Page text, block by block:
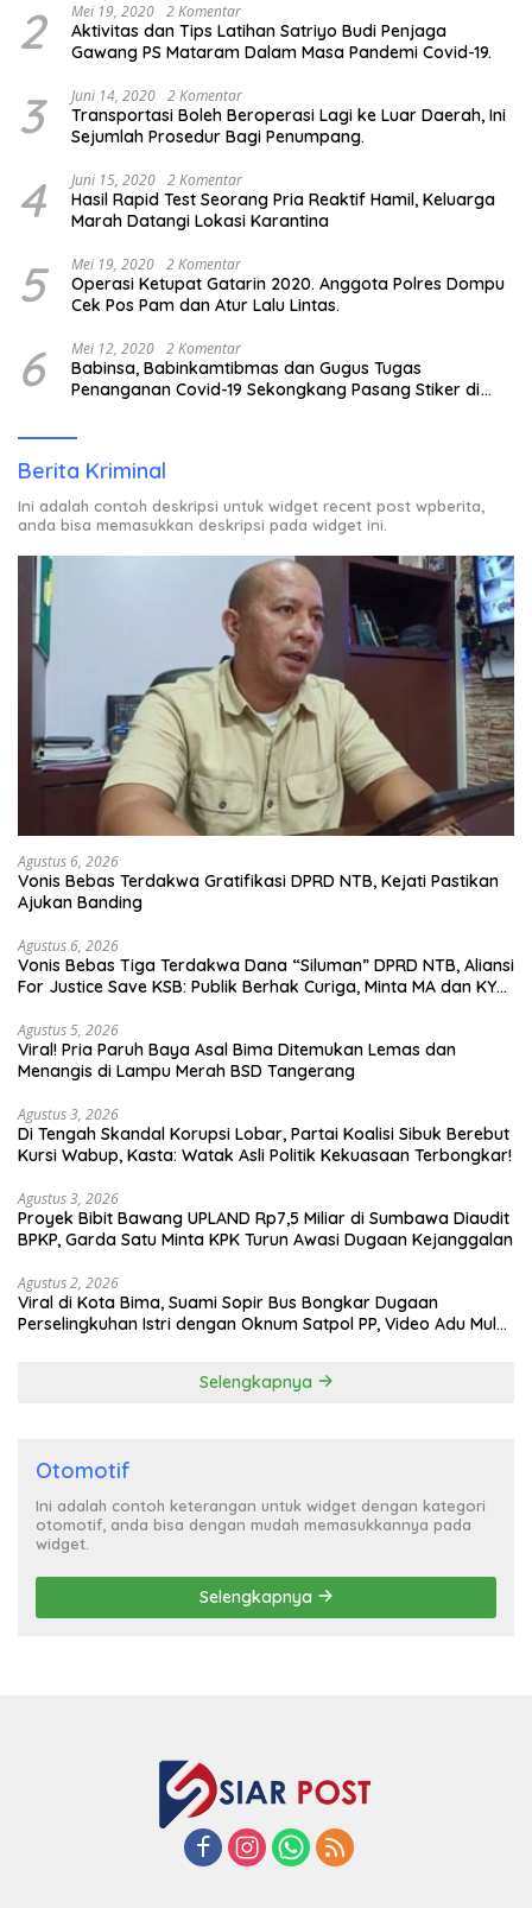
2 Mei 19, 2020 2 Komentar
Aktivitas dan Tips Latihan Satriyo Budi Penjaga
Gawang PS Mataram Dalam Masa Pandemi Covid-19.
3 Juni 14, 2020 2 Komentar
Transportasi Boleh Beroperasi Lagi ke Luar Daerah, Ini
Sejumlah Prosedur Bagi Penumpang.
4 Juni 15, 2020 2 Komentar
Hasil Rapid Test Seorang Pria Reaktif Hamil, Keluarga
Marah Datangi Lokasi Karantina
5 Mei 19, 2020 2 Komentar
Operasi Ketupat Gatarin 2020. Anggota Polres Dompu
Cek Pos Pam dan Atur Lalu Lintas.
6 Mei 12, 2020 2 Komentar
Babinsa, Babinkamtibmas dan Gugus Tugas
Penanganan Covid-19 Sekongkang Pasang Stiker di
Berita Kriminal
Ini adalah contoh deskripsi untuk widget recent post wpberita,
anda bisa memasukkan deskripsi pada widget ini.
Agustus 6, 2026
Vonis Bebas Terdakwa Gratifikasi DPRD NTB, Kejati Pastikan
Ajukan Banding
Agustus 6, 2026
Vonis Bebas Tiga Terdakwa Dana “Siluman” DPRD NTB, Aliansi
For Justice Save KSB: Publik Berhak Curiga, Minta MA dan KY
Agustus 5, 2026
Viral! Pria Paruh Baya Asal Bima Ditemukan Lemas dan
Menangis di Lampu Merah BSD Tangerang
Agustus 3, 2026
Di Tengah Skandal Korupsi Lobar, Partai Koalisi Sibuk Berebut
Kursi Wabup, Kasta: Watak Asli Politik Kekuasaan Terbongkar!
Agustus 3, 2026
Proyek Bibit Bawang UPLAND Rp7,5 Miliar di Sumbawa Diaudit
BPKP, Garda Satu Minta KPK Turun Awasi Dugaan Kejanggalan
Agustus 2, 2026
Viral di Kota Bima, Suami Sopir Bus Bongkar Dugaan
Perselingkuhan Istri dengan Oknum Satpol PP, Video Adu Mulut
Selengkapnya
Otomotif
Ini adalah contoh keterangan untuk widget dengan kategori
otomotif, anda bisa dengan mudah memasukkannya pada
widget.
Selengkapnya